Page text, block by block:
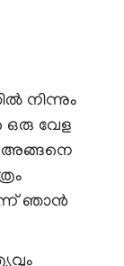
നിന്നും
വേള
അങ്ങനെ
ഞാൻ